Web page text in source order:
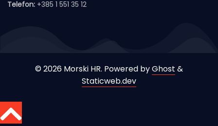
Telefon: +385 1 551 35 12
© 2026 Morski HR. Powered byGhost &
Staticweb.dev